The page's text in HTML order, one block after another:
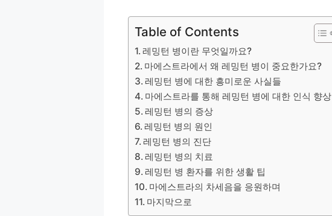
Table of Contents
레밍턴 병이란 무엇일까요?
마에스트라에서 왜 레밍턴 병이 중요한가요?
레밍턴 병에 대한 흥미로운 사실들
마에스트라를 통해 레밍턴 병에 대한 인식 향상
레밍턴 병의 증상
레밍턴 병의 원인
레밍턴 병의 진단
레밍턴 병의 치료
레밍턴 병 환자를 위한 생활 팁
마에스트라의 차세음을 응원하며
마지막으로